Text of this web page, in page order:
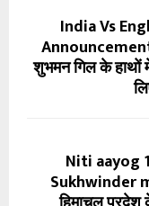
India Vs
Announcement
शुभमन गिल के हाथों
Niti aayog
Sukhwinder